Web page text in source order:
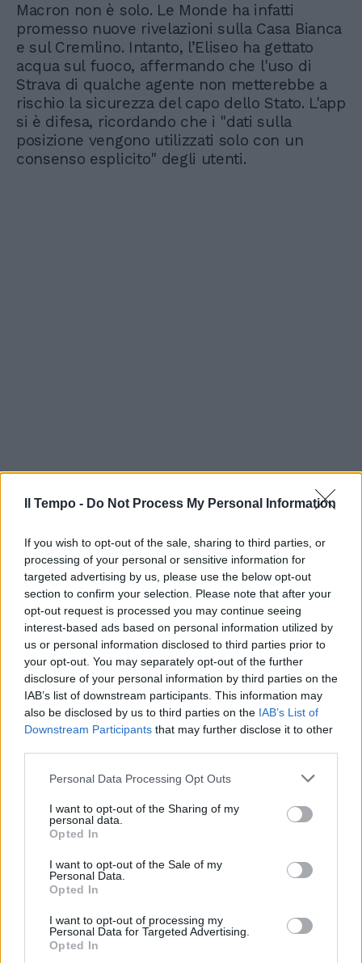
Il Tempo - Do Not Process My Personal Information
If you wish to opt-out of the sale, sharing to third parties, or
processing of your personal or sensitive information for
targeted advertising by us, please use the below opt-out
section to confirm your selection. Please note that after your
opt-out request is processed you may continue seeing
interest-based ads based on personal information utilized by
us or personal information disclosed to third parties prior to
your opt-out. You may separately opt-out of the further
disclosure of your personal information by third parties on the
IAB’s list of downstream participants. This information may
also be disclosed by us to third parties on the IAB’s List of
Downstream Participants that may further disclose it to other
Personal Data Processing Opt Outs
I want to opt-out of the Sharing of my
personal data.
Opted In
I want to opt-out of the Sale of my
Personal Data.
Opted In
I want to opt-out of processing my
Personal Data for Targeted Advertising.
Opted In
Macron non è solo. Le Monde ha infatti
promesso nuove rivelazioni sulla Casa Bianca
e sul Cremlino. Intanto, l’Eliseo ha gettato
acqua sul fuoco, affermando che l'uso di
Strava di qualche agente non metterebbe a
rischio la sicurezza del capo dello Stato. L'app
si è difesa, ricordando che i "dati sulla
posizione vengono utilizzati solo con un
consenso esplicito" degli utenti.